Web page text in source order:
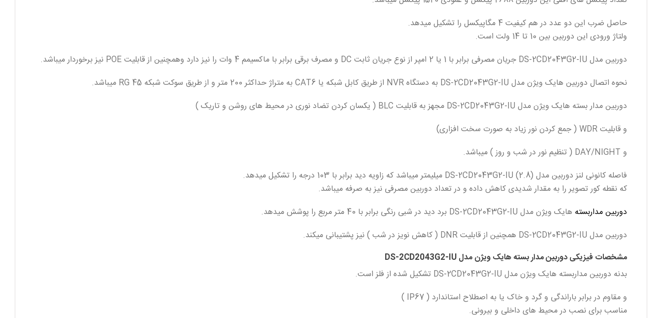
حاصل ضرب این دو عدد در هم کیفیت 4 مگاپیکسل را تشکیل میدهد.
ولتاژ ورودی این دوربین بین 10 تا 14 ولت است.
دوربین مدل DS-2CD2043G2-IU جریان مصرفی برابر با 1 یا 2 امپر از نوع جریان ثابت DC و مصرف برقی برابر با ماکسیمم 4 وات را نیز دارد وهمچنین از قابلیت POE نیز برخوردار میباشد.
نحوه اتصال دوربین هایک ویژن مدل DS-2CD2043G2-IU به دستگاه NVR از طریق کابل شبکه یا CAT6 به متراژ حداکثر 200 متر و از طریق سوکت شبکه RG 45 میباشد.
دوربین مدار بسته هایک ویژن مدل DS-2CD2043G2-IU مجهز به قابلیت BLC ( یکسان کردن تضاد نوری در محیط های روشن و تاریک )
و قابلیت WDR ( جمع کردن نور زیاد به صورت سخت افزاری)
و DAY/NIGHT ( تنظیم نور در شب و روز ) میباشد.
فاصله کانونی لنز دوربین مدل (DS-2CD2043G2-IU (2.8 میلیمتر میباشد که زاویه دید برابر با 103 درجه را تشکیل میدهد.
که نقطه کور تصویر را به مقدار شدیدی کاهش داده و در تعداد دوربین مصرفی نیز به صرفه میباشد.
دوربین مداربسته هایک ویژن مدل DS-2CD2043G2-IU برد دید در شبی رنگی برابر با 40 متر مربع را پوشش میدهد.
دوربین مدل DS-2CD2043G2-IU همچنین از قابلیت DNR ( کاهش نویز در شب ) نیز پشتیبانی میکند.
مشخصات فیزیکی دوربین مدار بسته هایک ویژن مدل DS-2CD2043G2-IU
بدنه دوربین مداربسته هایک ویژن مدل DS-2CD2043G2-IU تشکیل شده از فلز است.
و مقاوم در برابر باراندگی و گرد و خاک یا به اصطلاح استاندارد ( IP67 )
مناسب برای نصب در محیط های داخلی و بیرونی.